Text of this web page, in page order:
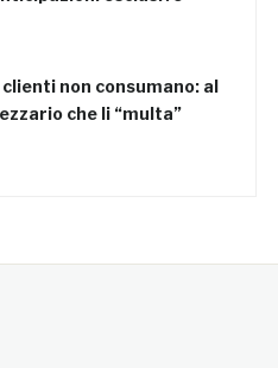
non consumano: al
che li “multa”